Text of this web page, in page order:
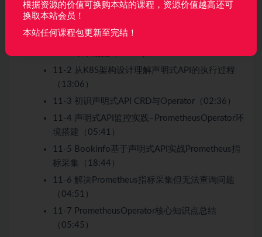
节次：14 节
视频列表：
11-2 从K8S架构设计理解声明式API的执行过程
（13:06）
11-3 初识声明式API CRD与Operator（02:36）
11-4 声明式API监控实践–PrometheusOperator环
境搭建（05:41）
11-5 Bookinfo基于声明式API实战Prometheus指
标采集（18:44）
11-6 解决Prometheus指标采集但无法查询问题
（04:51）
11-7 PrometheusOperator核心知识点总结
（05:45）
根据资源的价值可换购本站的课程，资源价值越高还可
换取本站会员！
本站任何课程包更新至完结！